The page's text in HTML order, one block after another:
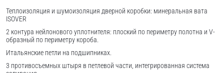
Теплоизоляция и шумоизоляция дверной коробки: минеральная вата
ISOVER
2 контура нейлонового уплотнителя: плоский по периметру полотна и V-
образный по периметру короба.
Итальянские петли на подшипниках.
3 противосъемных штыря в петлевой части, интегрированная система